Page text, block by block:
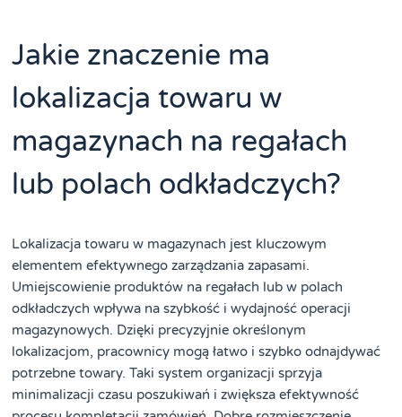
Jakie znaczenie ma
lokalizacja towaru w
magazynach na regałach
lub polach odkładczych?
Lokalizacja towaru w magazynach jest kluczowym
elementem efektywnego zarządzania zapasami.
Umiejscowienie produktów na regałach lub w polach
odkładczych wpływa na szybkość i wydajność operacji
magazynowych. Dzięki precyzyjnie określonym
lokalizacjom, pracownicy mogą łatwo i szybko odnajdywać
potrzebne towary. Taki system organizacji sprzyja
minimalizacji czasu poszukiwań i zwiększa efektywność